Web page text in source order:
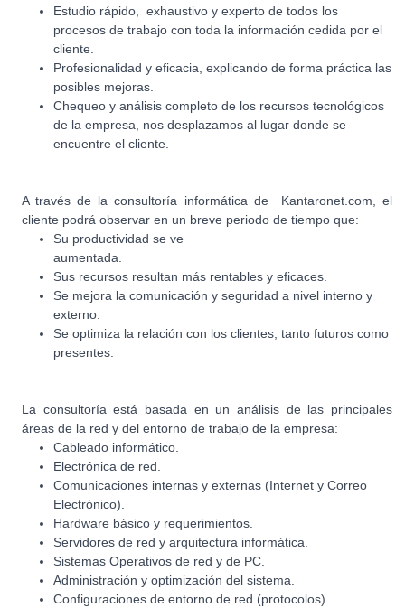
Estudio rápido, exhaustivo y experto de todos los
procesos de trabajo con toda la información cedida por el
cliente.
Profesionalidad y eficacia, explicando de forma práctica las
posibles mejoras.
Chequeo y análisis completo de los recursos tecnológicos
de la empresa, nos desplazamos al lugar donde se
encuentre el cliente.
A través de la consultoría informática de Kantaronet.com, el
cliente podrá observar en un breve periodo de tiempo que:
Su productividad se ve
aumentada.
Sus recursos resultan más rentables y eficaces.
Se mejora la comunicación y seguridad a nivel interno y
externo.
Se optimiza la relación con los clientes, tanto futuros como
presentes.
La consultoría está basada en un análisis de las principales
áreas de la red y del entorno de trabajo de la empresa:
Cableado informático.
Electrónica de red.
Comunicaciones internas y externas (Internet y Correo
Electrónico).
Hardware básico y requerimientos.
Servidores de red y arquitectura informática.
Sistemas Operativos de red y de PC.
Administración y optimización del sistema.
Configuraciones de entorno de red (protocolos).